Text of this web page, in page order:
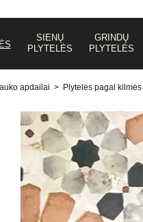
SIENŲ
PLYTELĖS
GRINDŲ
PLYTELĖS
apdailai > Plytelės pagal kilmės